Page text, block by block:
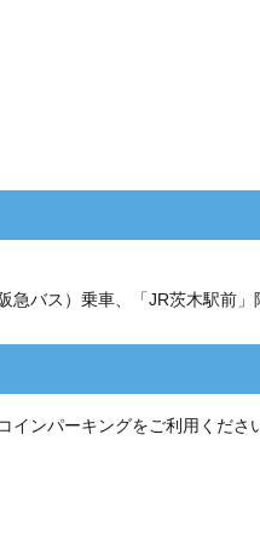
急バス）乗車、「JR茨木駅前
ンパーキングをご利用くださ